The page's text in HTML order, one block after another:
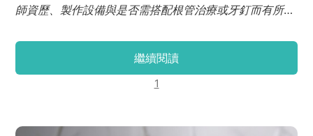
師資歷、製作設備與是否需搭配根管治療或牙釘而有所不
25,000~30,000元；後牙若選擇全鋯冠，價格可能更親
民約15,000~20,000，但外觀較不透光。
繼續閱讀
1